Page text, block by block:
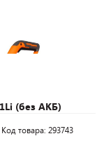
(без АКБ)
Код товара: 293743